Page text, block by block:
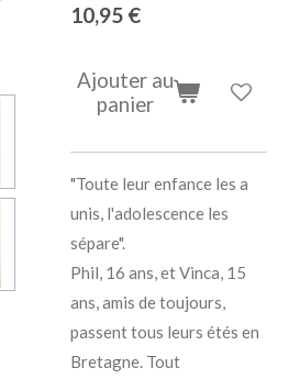
10,95 €
Ajouter au
panier
"Toute leur enfance les a
unis, l'adolescence les
sépare".
Phil, 16 ans, et Vinca, 15
ans, amis de toujours,
passent tous leurs étés en
Bretagne. Tout